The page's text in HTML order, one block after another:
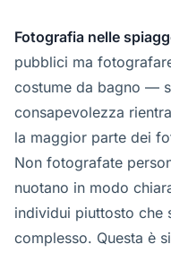
Fotografia nelle
pubblici ma
costume da bagno —
consapevolezza
la maggior parte dei
Non fotografate
nuotano in modo
individui piuttosto che
complesso. Questa è